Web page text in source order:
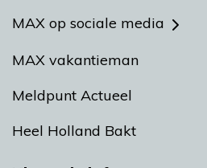
MAX op sociale media
MAX vakantieman
Meldpunt Actueel
Heel Holland Bakt